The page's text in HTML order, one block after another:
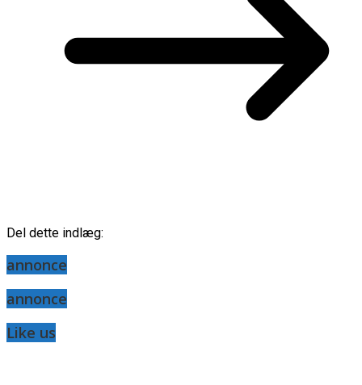
Del dette indlæg:
annonce
annonce
Like us